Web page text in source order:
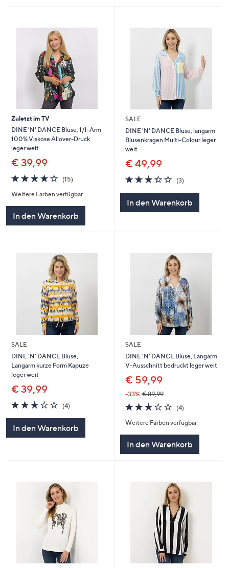
Zuletzt im TV
DINE 'N' DANCE Bluse, 1/1-Arm
100% Viskose Allover-Druck
leger weit
€ 39,99
3.6
von
5
(15)15
Weitere Farben verfügbar
In den Warenkorb
SALE
DINE 'N' DANCE Bluse, langarm
Blusenkragen Multi-Colour leger
weit
€ 49,99
3.3
von
(3)3
In den Warenkorb
SALE
DINE 'N' DANCE Bluse,
Langarm kurze Form Kapuze
leger weit
€ 39,99
3.2
von
5
(4)
In den Warenkorb
SALE
DINE 'N' DANCE Bluse, Langarm
V-Ausschnitt bedruckt leger weit
€ 59,99
-33% € 89,99
3.0
von
5
(4)4
Weitere Farben verfügbar
In den Warenkorb